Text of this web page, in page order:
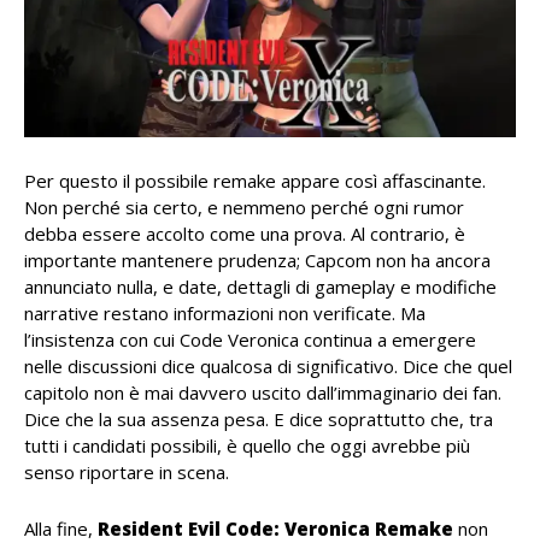
Per questo il possibile remake appare così affascinante.
Non perché sia certo, e nemmeno perché ogni rumor
debba essere accolto come una prova. Al contrario, è
importante mantenere prudenza; Capcom non ha ancora
annunciato nulla, e date, dettagli di gameplay e modifiche
narrative restano informazioni non verificate. Ma
l’insistenza con cui Code Veronica continua a emergere
nelle discussioni dice qualcosa di significativo. Dice che quel
capitolo non è mai davvero uscito dall’immaginario dei fan.
Dice che la sua assenza pesa. E dice soprattutto che, tra
tutti i candidati possibili, è quello che oggi avrebbe più
senso riportare in scena.
Alla fine, Resident Evil Code: Veronica Remake non